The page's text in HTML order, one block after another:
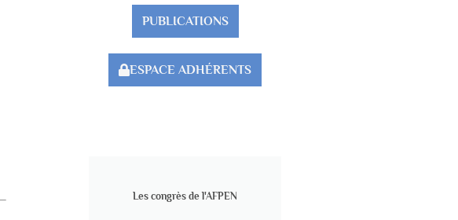
PUBLICATIONS
ESPACE ADHÉRENTS
Les congrès de l'AFPEN